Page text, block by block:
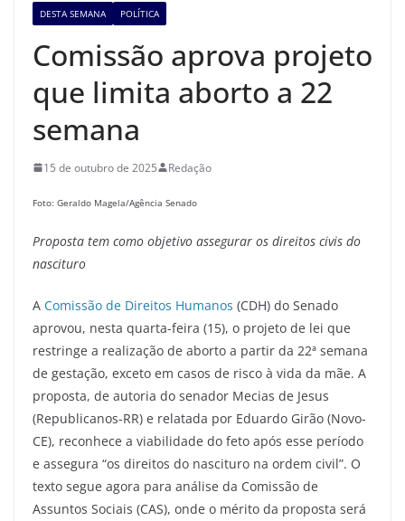
DESTA SEMANA POLÍTICA
Comissão aprova projeto
que limita aborto a 22
semana
15 de outubro de 2025 Redação
Foto: Geraldo Magela/Agência Senado
Proposta tem como objetivo assegurar os direitos civis do
nascituro
A Comissão de Direitos Humanos (CDH) do Senado
aprovou, nesta quarta-feira (15), o projeto de lei que
restringe a realização de aborto a partir da 22ª semana
de gestação, exceto em casos de risco à vida da mãe. A
proposta, de autoria do senador Mecias de Jesus
(Republicanos-RR) e relatada por Eduardo Girão (Novo-
CE), reconhece a viabilidade do feto após esse período
e assegura “os direitos do nascituro na ordem civil”. O
texto segue agora para análise da Comissão de
Assuntos Sociais (CAS), onde o mérito da proposta será